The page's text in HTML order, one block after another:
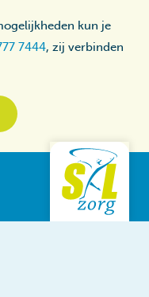
kun je
7444, zij verbinden